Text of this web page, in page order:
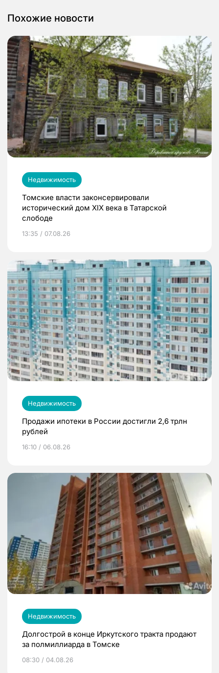
Похожие новости
Недвижимость
Томские власти законсервировали
исторический дом XIX века в Татарской
слободе
13:35 / 07.08.26
Недвижимость
Продажи ипотеки в России достигли 2,6 трлн
рублей
16:10 / 06.08.26
Недвижимость
Долгострой в конце Иркутского тракта продают
за полмиллиарда в Томске
08:30 / 04.08.26